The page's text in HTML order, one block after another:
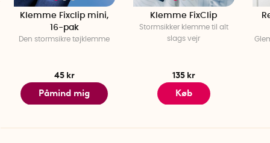
Klemme Fixclip mini,
16-pak
Den stormsikre tøjklemme
45 kr
Påmind mig
Klemme FixClip
Stormsikker klemme til alt
slags vejr
135 kr
Køb